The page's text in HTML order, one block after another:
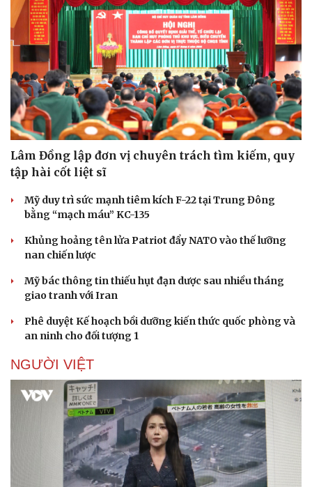
Lâm Đồng lập đơn vị chuyên trách tìm kiếm, quy
tập hài cốt liệt sĩ
Mỹ duy trì sức mạnh tiêm kích F-22 tại Trung Đông
bằng “mạch máu” KC-135
Khủng hoảng tên lửa Patriot đẩy NATO vào thế lưỡng
nan chiến lược
Mỹ bác thông tin thiếu hụt đạn dược sau nhiều tháng
giao tranh với Iran
Phê duyệt Kế hoạch bồi dưỡng kiến thức quốc phòng và
an ninh cho đối tượng 1
NGƯỜI VIỆT